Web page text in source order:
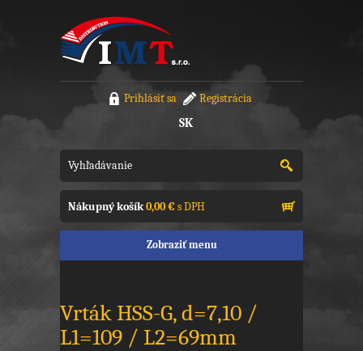
Prihlásiť sa Registrácia
SK
Nákupný košík0,00 €s DPH
Zobraziť menu
Vrták HSS-G, d=7,10 /
L1=109 / L2=69mm